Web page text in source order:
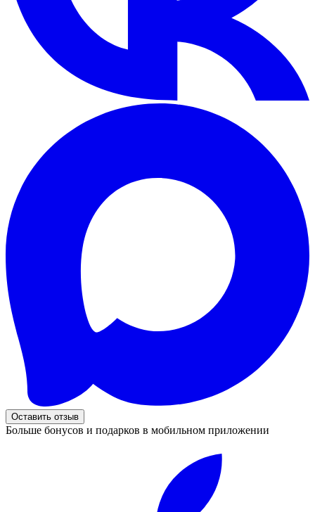
Оставить отзыв
Больше бонусов и подарков в мобильном приложении